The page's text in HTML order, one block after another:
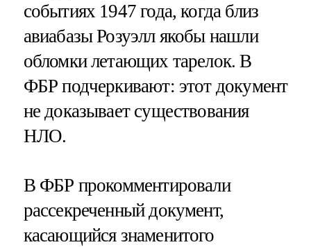
событиях 1947 года, когда близ
авиабазы Розуэлл якобы нашли
обломки летающих тарелок. В
ФБР подчеркивают: этот документ
не доказывает существования
НЛО.
В ФБР прокомментировали
рассекреченный документ,
касающийся знаменитого